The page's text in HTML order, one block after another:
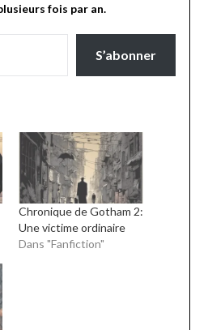
fois par an.
S’abonner
Chronique de Gotham 2:
Une victime ordinaire
Dans "Fanfiction"